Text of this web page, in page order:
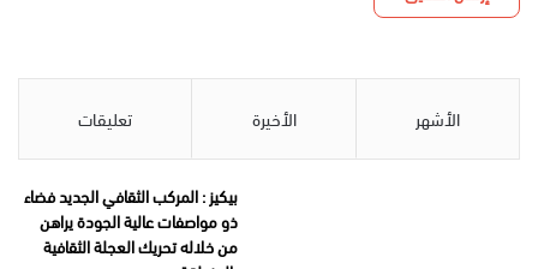
الأشهر الأخيرة تعليقات
بيكيز : المركب الثقافي الجديد فضاء
ذو مواصفات عالية الجودة يراهن
من خلاله تحريك العجلة الثقافية